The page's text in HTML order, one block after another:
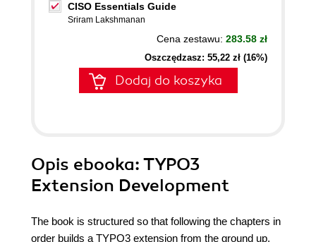
CISO Essentials Guide
Sriram Lakshmanan
Cena zestawu: 283.58 zł
Oszczędzasz: 55,22 zł (16%)
Dodaj do koszyka
Opis ebooka: TYPO3
Extension Development
The book is structured so that following the chapters in
order builds a TYPO3 extension from the ground up.